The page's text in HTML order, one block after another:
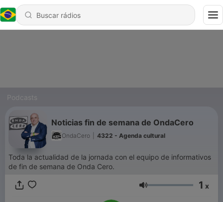
Podcasts
Noticias fin de semana de OndaCero
OndaCero 4322 - Agenda cultural
Toda la actualidad de la jornada con el equipo de informativos
de fin de semana de Onda Cero.
Volume 1 x